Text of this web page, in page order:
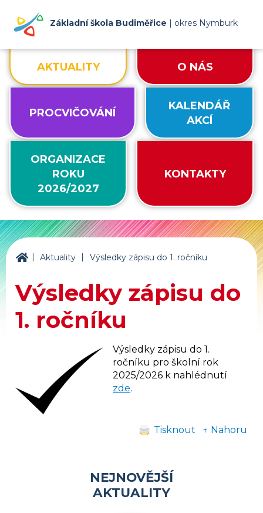
Základní škola Budiměřice | okres Nymburk
AKTUALITY O NÁS
PROCVIČOVÁNÍ
KALENDÁŘ
AKCÍ
ORGANIZACE
ROKU
2026/2027
KONTAKTY
ZŠ Budiměřice
| Aktuality | Výsledky zápisu do 1. ročníku
Výsledky zápisu do
1. ročníku
Výsledky zápisu do 1.
ročníku pro školní rok
2025/2026 k nahlédnutí
zde.
Tisknout ↑ Nahoru
NEJNOVĚJŠÍ
AKTUALITY